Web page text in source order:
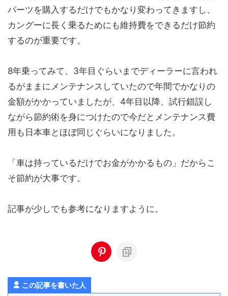
パーツを購入するだけでもかなり変わってきますし、
カングーに長く乗るためにも維持費をできるだけ節約
するのが重要です。
8年乗ってみて、3年目ぐらいまでディーラーに言われ
るがままにメンテナンスしていたので年間でかなりの
金額がかかっていましたが、4年目以降、試行錯誤し
ながら節約術を身につけたので今だとメンテナンス費
用も日本車とほぼ同じぐらいになりました。
「車は持っているだけでお金がかかるもの」だからこ
そ節約が大事です。
記事が少しでも参考になりますように。
この記事を書いた人